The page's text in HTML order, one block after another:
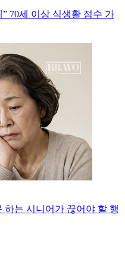
70세 이상 식생활 점수 가
하는 시니어가 끊어야 할 행